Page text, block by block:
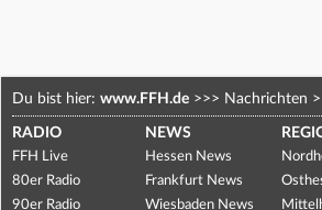
Du bist hier: www.FFH.de >>> Nachrichten
RADIO
FFH Live
80er Radio
90er Radio
NEWS
Hessen News
Frankfurt News
Wiesbaden News